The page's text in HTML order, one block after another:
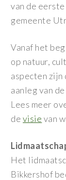
van de
gemeente
Vanaf het
op natuur,
aspecten zijn
aanleg van
Lees meer
de visie van
Het
Bikkershof